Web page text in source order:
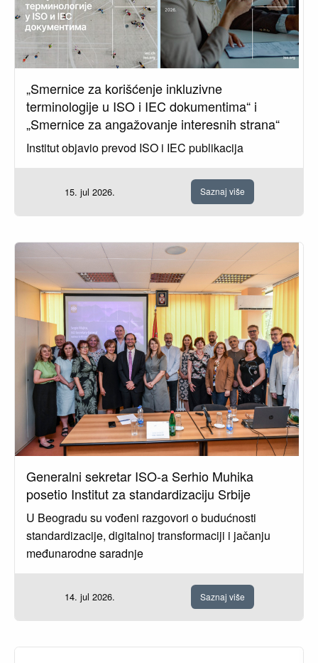
„Smernice za korišćenje inkluzivne
terminologije u ISO i IEC dokumentima“ i
„Smernice za angažovanje interesnih strana“
Institut objavio prevod ISO i IEC publikacija
15. jul 2026. Saznaj više
Generalni sekretar ISO-a Serhio Muhika
posetio Institut za standardizaciju Srbije
U Beogradu su vođeni razgovori o budućnosti
standardizacije, digitalnoj transformaciji i jačanju
međunarodne saradnje
14. jul 2026. Saznaj više